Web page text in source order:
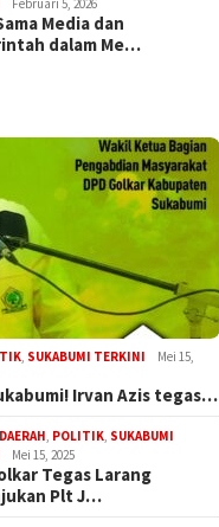
Media dan
dalam Me…
SUKABUMI TERKINI
Mei 15,
Irvan Azis tegas…
DAERAH POLITIK SUKABUMI
Mei 15, 2025
Tegas Larang
Plt J…